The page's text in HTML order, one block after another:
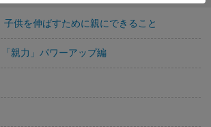
子供を伸ばすために親にできること
「親力」パワーアップ編